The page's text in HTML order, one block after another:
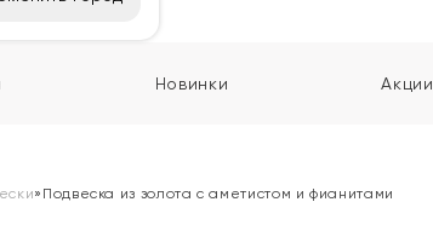
Новинки Акции
» Подвеска из золота с аметистом и фианитами